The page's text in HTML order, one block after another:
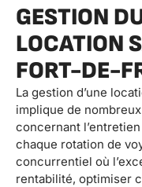
GESTION
LOCATION
FORT-DE-
La gestion d’une
implique de
concernant
chaque rotation de
concurrentiel où
rentabilité, optimiser